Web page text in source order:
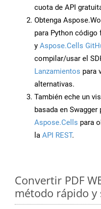
cuota de API
Obtenga
para Python código
y Aspose.Cells
compilar/usar el
Lanzamientos para
alternativas.
También eche un
basada en Swagger
Aspose.Cells para
la API REST.
Convertir PDF
método rápido y